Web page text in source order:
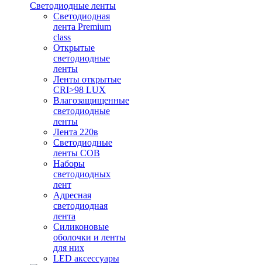
Светодиодные ленты
Светодиодная
лента Premium
class
Открытые
светодиодные
ленты
Ленты открытые
CRI>98 LUX
Влагозащищенные
светодиодные
ленты
Лента 220в
Светодиодные
ленты COB
Наборы
светодиодных
лент
Адресная
светодиодная
лента
Силиконовые
оболочки и ленты
для них
LED аксессуары